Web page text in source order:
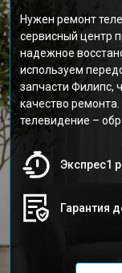
Нужен ремонт
сервисный центр
надежное
используем
запчасти Филипс,
качество
телевидение –
Экспрес1
Гарантия